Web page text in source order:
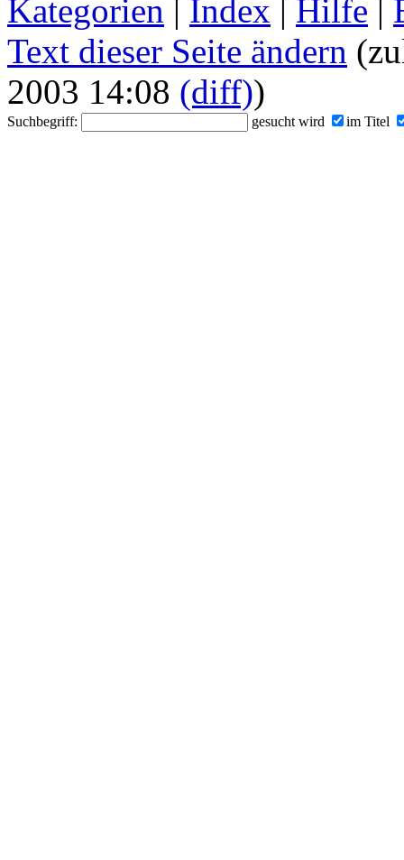
Kategorien | Index | Hilfe |
Text dieser Seite ändern
2003 14:08 (diff))
Suchbegriff: gesucht wird im Titel